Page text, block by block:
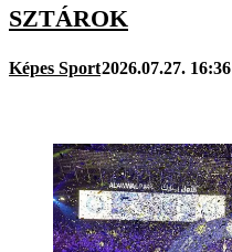
SZTÁROK
Képes Sport2026.07.27. 16:36